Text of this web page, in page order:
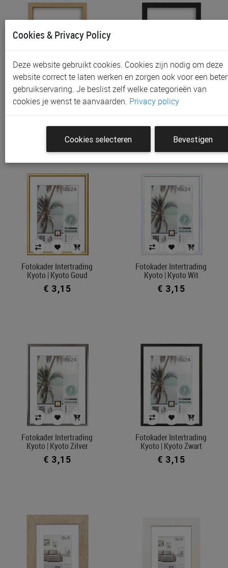
Fotokader Intertrading
Brasil Voor Foto 10 Cm…
Fotokader Intertrading
Brasil Voor Foto 10.5 C…
Fotokader Intertrading
Kyoto | Kyoto Goud
€ 3,15
Fotokader Intertrading
Kyoto | Kyoto Wit
€ 3,15
Fotokader Intertrading
Kyoto | Kyoto Zilver
€ 3,15
Fotokader Intertrading
Kyoto | Kyoto Zwart
€ 3,15
Cookies & Privacy Policy
Deze website gebruikt cookies. Cookies zijn nodig om deze
website correct te laten werken en zorgen ook voor een
gebruikservaring. Je beslist zelf welke categorieën van
cookies je wenst te aanvaarden. Privacy policy
Cookies selecteren Bevestigen